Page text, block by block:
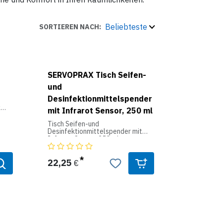
SORTIEREN NACH: Beliebteste
SERVOPRAX Tisch Seifen-
und
Desinfektionmittelspender
mit Infrarot Sensor, 250 ml
Tisch Seifen-und
Desinfektionmittelspender mit
Infrarot Sensor, 250 ml
Restaurants, Ladentheken,
Besprechungsräume
22,25 €